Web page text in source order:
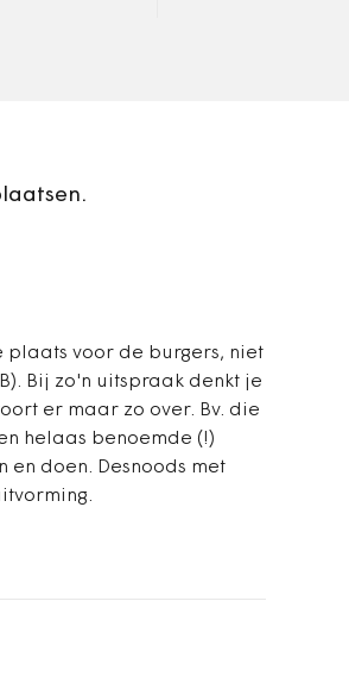
plaats voor de burgers, niet
Bij zo'n uitspraak denkt je
er maar zo over. Bv. die
helaas benoemde (!)
en doen. Desnoods met